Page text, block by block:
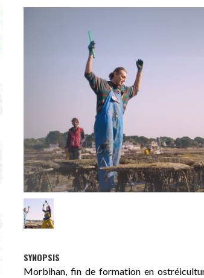
SYNOPSIS
Morbihan, fin de formation en